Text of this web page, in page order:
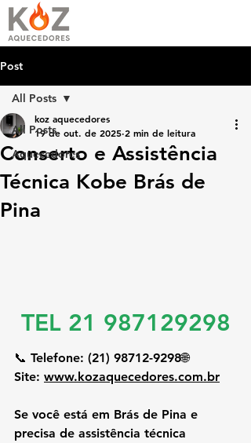
Post
All Posts
Aquecedores
All Posts
Conserto e Assistência
Técnica Kobe Brás de
Pina
koz aquecedores
19 de out. de 2025 2 min de leitura
TEL 21 987129298
📞 Telefone: (21) 98712-9298🌐
Site: www.kozaquecedores.com.br
Se você está em Brás de Pina e
precisa de assistência técnica